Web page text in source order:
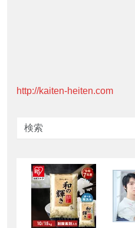
http://kaiten-heiten.com